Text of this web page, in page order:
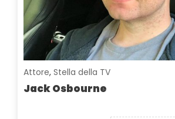
Attore, Stella della TV
Jack Osbourne